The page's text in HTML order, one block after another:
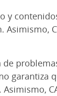
y
garantiza